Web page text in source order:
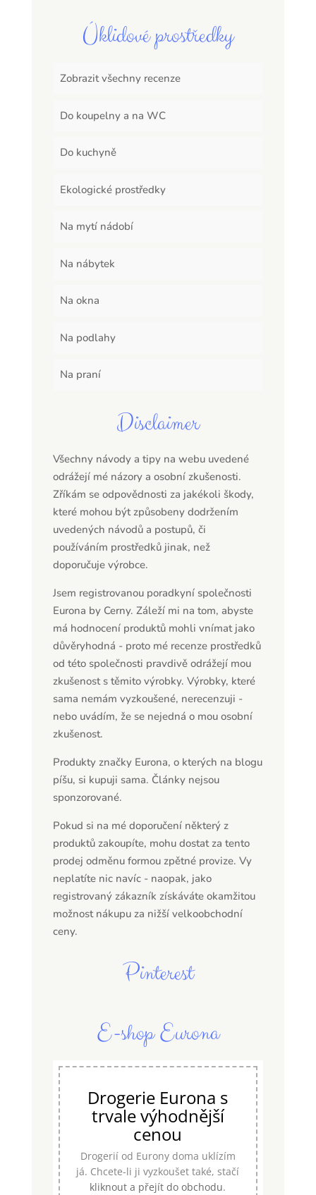
Úklidové prostředky
Zobrazit všechny recenze
Do koupelny a na WC
Do kuchyně
Ekologické prostředky
Na mytí nádobí
Na nábytek
Na okna
Na podlahy
Na praní
Disclaimer
Všechny návody a tipy na webu uvedené
odrážejí mé názory a osobní zkušenosti.
Zříkám se odpovědnosti za jakékoli škody,
které mohou být způsobeny dodržením
uvedených návodů a postupů, či
používáním prostředků jinak, než
doporučuje výrobce.
Jsem registrovanou poradkyní společnosti
Eurona by Cerny. Záleží mi na tom, abyste
má hodnocení produktů mohli vnímat jako
důvěryhodná - proto mé recenze prostředků
od této společnosti pravdivě odrážejí mou
zkušenost s těmito výrobky. Výrobky, které
sama nemám vyzkoušené, nerecenzuji -
nebo uvádím, že se nejedná o mou osobní
zkušenost.
Produkty značky Eurona, o kterých na blogu
píšu, si kupuji sama. Články nejsou
sponzorované.
Pokud si na mé doporučení některý z
produktů zakoupíte, mohu dostat za tento
prodej odměnu formou zpětné provize. Vy
neplatíte nic navíc - naopak, jako
registrovaný zákazník získáváte okamžitou
možnost nákupu za nižší velkoobchodní
ceny.
Pinterest
E-shop Eurona
Drogerie Eurona s
trvale výhodnější
cenou
Drogerií od Eurony doma uklízím
já. Chcete-li ji vyzkoušet také, stačí
kliknout a přejít do obchodu.